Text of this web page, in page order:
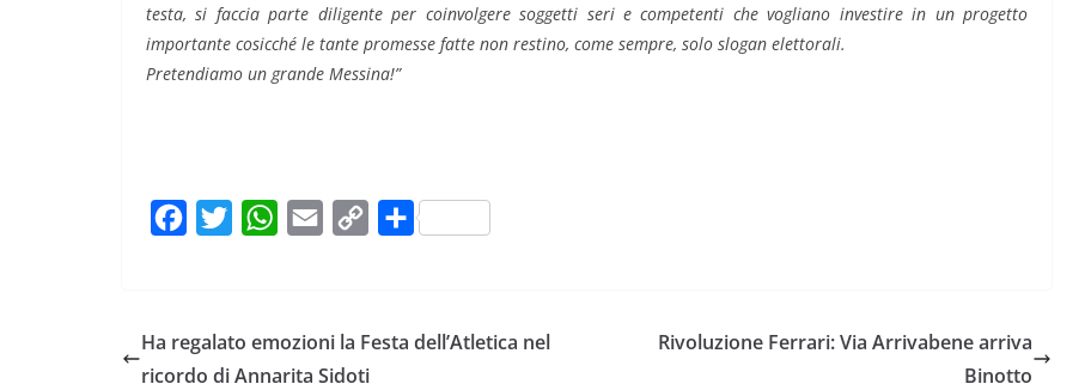
testa, si faccia parte diligente per coinvolgere soggetti seri e competenti che vogliano investire in un progetto
importante cosicché le tante promesse fatte non restino, come sempre, solo slogan elettorali.
Pretendiamo un grande Messina!”
b
W
C
Ha regalato emozioni la Festa dell’Atletica nel
ricordo di Annarita Sidoti
Rivoluzione Ferrari: Via Arrivabene arriva
Binotto